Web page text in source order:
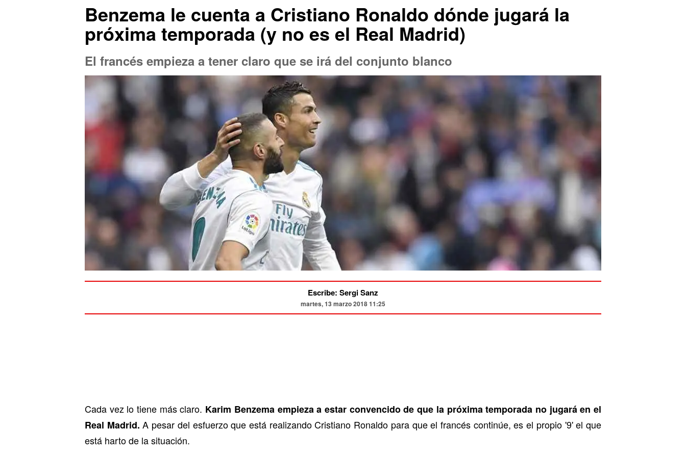
Benzema le cuenta a Cristiano Ronaldo dónde jugará la
próxima temporada (y no es el Real Madrid)
El francés empieza a tener claro que se irá del conjunto blanco
Escribe: Sergi Sanz
martes, 13 marzo 2018 11:25
Cada vez lo tiene más claro. Karim Benzema empieza a estar convencido de que la próxima temporada no jugará en el
Real Madrid. A pesar del esfuerzo que está realizando Cristiano Ronaldo para que el francés continúe, es el propio '9' el que
está harto de la situación.